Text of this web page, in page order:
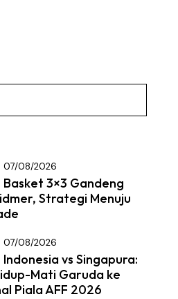
07/08/2026
Basket 3×3 Gandeng
Strategi Menuju
07/08/2026
Indonesia vs Singapura:
Mati Garuda ke
Piala AFF 2026